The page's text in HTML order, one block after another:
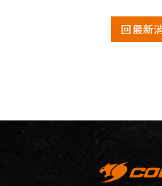
回最新